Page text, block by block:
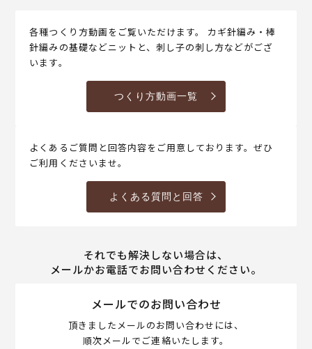
各種つくり方動画をご覧いただけます。 カギ針編み・棒
針編みの基礎などニットと、刺し子の刺し方などがござ
います。
つくり方動画一覧
よくあるご質問と回答内容をご用意しております。ぜひ
ご利用くださいませ。
よくある質問と回答
それでも解決しない場合は、
メールかお電話でお問い合わせください。
メールでのお問い合わせ
頂きましたメールのお問い合わせには、
順次メールでご連絡いたします。